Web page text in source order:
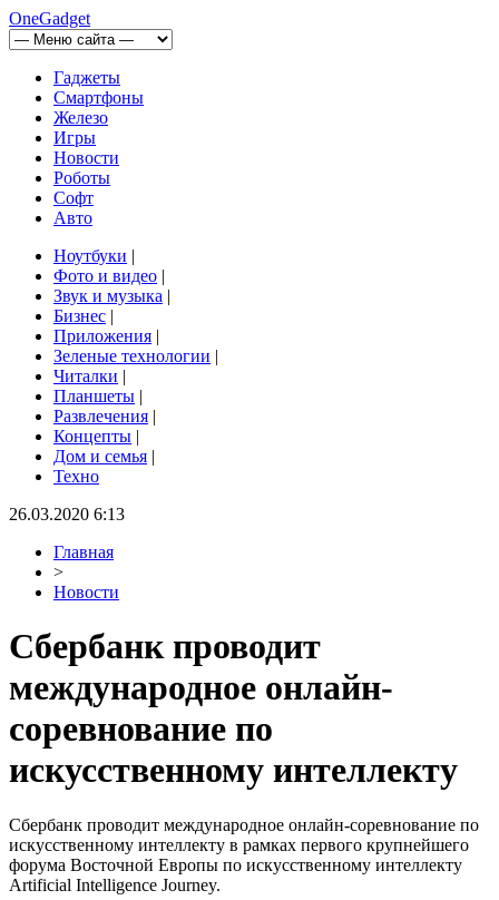
OneGadget
Гаджеты
Смартфоны
Железо
Игры
Новости
Роботы
Софт
Авто
Ноутбуки |
Фото и видео |
Звук и музыка |
Бизнес |
Приложения |
Зеленые технологии |
Читалки |
Планшеты |
Развлечения |
Концепты |
Дом и семья |
Техно
26.03.2020 6:13
Главная
>
Новости
Сбербанк проводит
международное онлайн-
соревнование по
искусственному интеллекту
Сбербанк проводит международное онлайн-соревнование по
искусственному интеллекту в рамках первого крупнейшего
форума Восточной Европы по искусственному интеллекту
Artificial Intelligence Journey.